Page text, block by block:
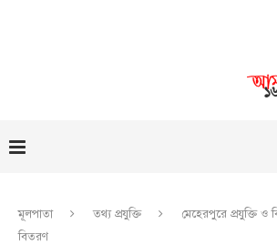
মূলপাতা তথ্য প্রযুক্তি
মেহেরপুরে প্রযুক্তি ও
বিতরণ